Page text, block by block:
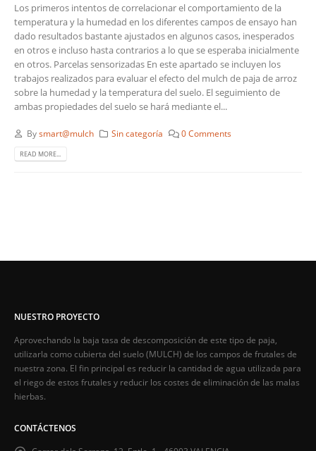
Los primeros intentos de correlacionar el comportamiento de la
temperatura y la humedad en los diferentes campos de ensayo han
dado resultados bastante ajustados en algunos casos, inesperados
en otros e incluso hasta contrarios a lo que se esperaba inicialmente
en otros. Parcelas sensorizadas En este apartado se incluyen los
trabajos realizados para evaluar el efecto del mulch de paja de arroz
sobre la humedad y la temperatura del suelo. El seguimiento de
ambas propiedades del suelo se hará mediante el...
Bysmart@mulch Sin categoría 0 Comments
READ MORE...
NUESTRO PROYECTO
Aprovechando la baja tasa de descomposición de este tipo de paja,
utilizarla como cubierta del suelo (MULCH) de los campos de frutales de
nuestra zona. El fin principal es reducir la cantidad de agua utilizada para
el riego de estos frutales y reducir los costes de eliminación de las malas
hierbas.
CONTÁCTENOS